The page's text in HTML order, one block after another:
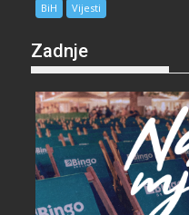
BiH Vijesti
Zadnje